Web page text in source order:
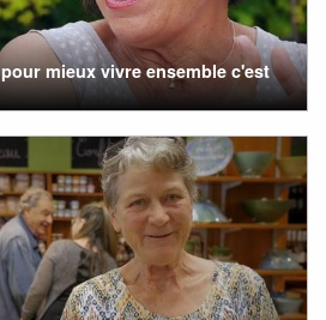
mieux vivre ensemble c'est